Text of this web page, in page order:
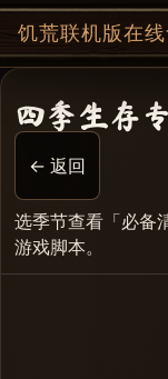
饥荒联机版在
四季生存
← 返回
选季节查看「必备
游戏脚本。